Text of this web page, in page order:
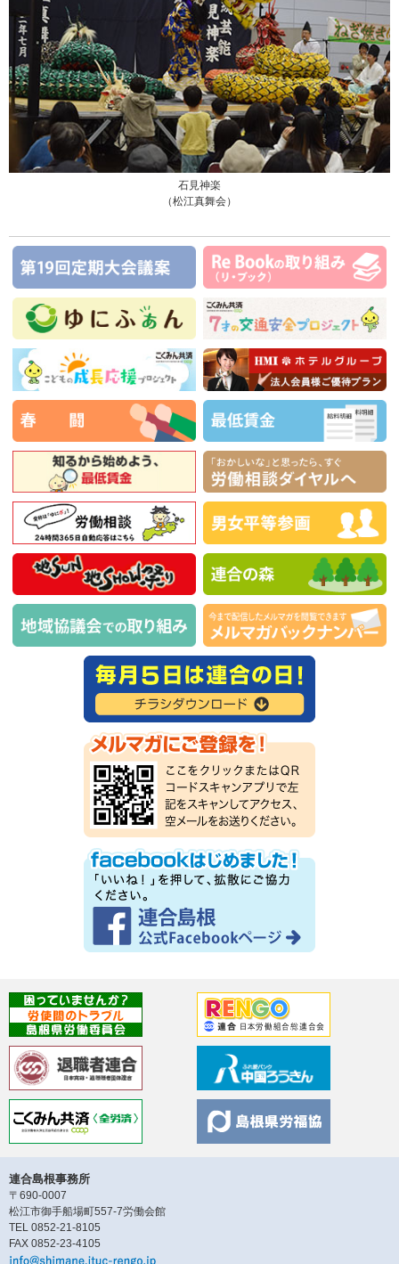
石見神楽
（松江真舞会）
連合島根事務所
〒690-0007
松江市御手船場町557-7労働会館
TEL 0852-21-8105
FAX 0852-23-4105